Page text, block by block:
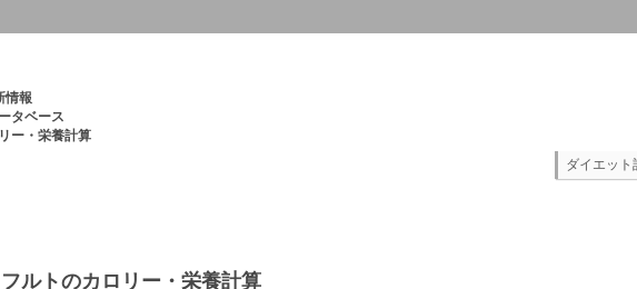
情報
タベース
ー・栄養計算
ルトのカロリー・栄養計算
ダイエット